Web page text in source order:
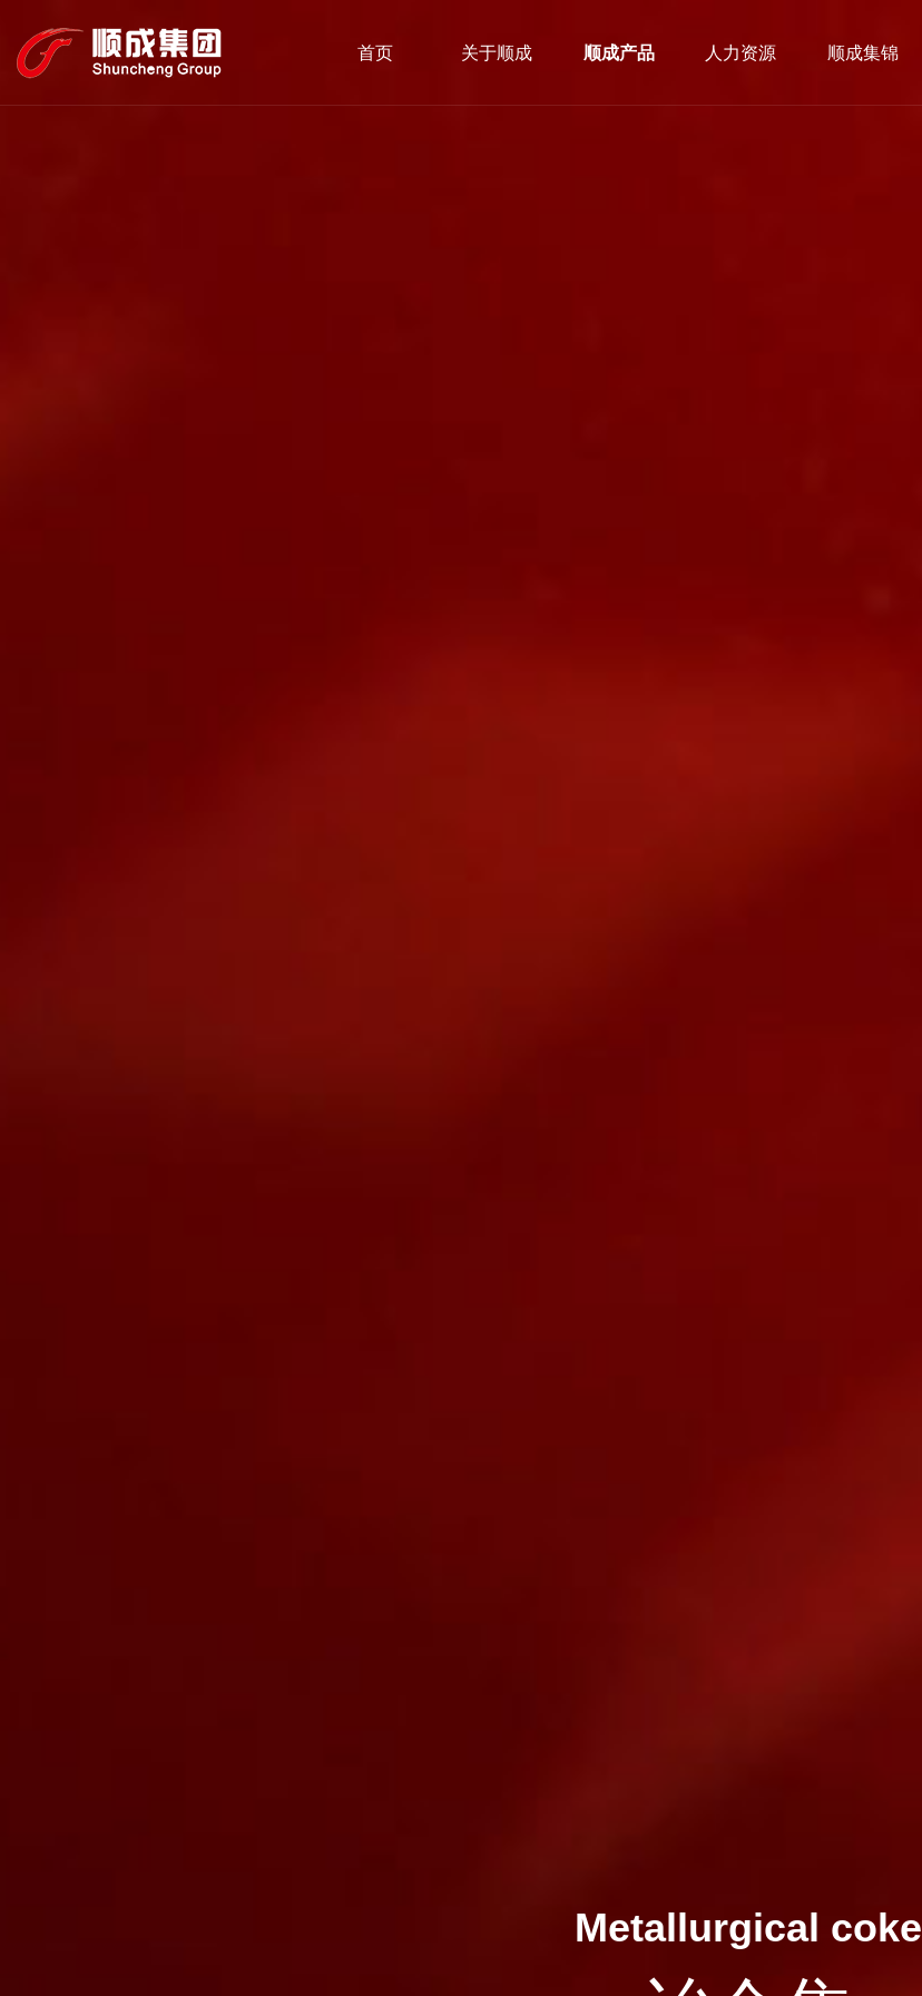
首页 关于顺成 顺成产品 人力资源 顺成集锦
Metallurgical coke